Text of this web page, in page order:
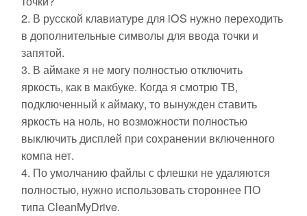
2. В русской клавиатуре для iOS нужно переходить
в дополнительные символы для ввода точки и
запятой.
3. В аймаке я не могу полностью отключить
яркость, как в макбуке. Когда я смотрю ТВ,
подключенный к аймаку, то вынужден ставить
яркость на ноль, но возможности полностью
выключить дисплей при сохранении включенного
компа нет.
4. По умолчанию файлы с флешки не удаляются
полностью, нужно использовать стороннее ПО
типа CleanMyDrive.